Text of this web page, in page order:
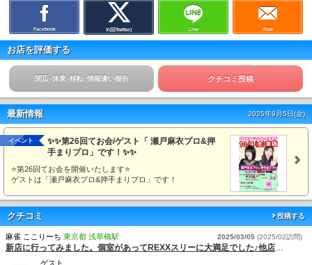
Facebook X(旧Twitter) Line Mail
お店を評価する
閉店･休業･移転･情報違い報告 クチコミ投稿
最新情報 2025年9月5日(金)
イベント
✨✨第26回てお会/ゲスト「 瀬戸麻衣プロ&押
手まりプロ」です！✨✨
⭐第26回てお会を開催いたします⭐
ゲストは「瀬戸麻衣プロ&押手まりプロ」です！
クチコミ 投稿する
麻雀 ここりーち 東京都 浅草橋駅 2025/03/05(2025/02訪問)
ゲスト